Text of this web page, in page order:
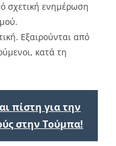
σχετική ενημέρωση
Εξαιρούνται από
κατά τη
πίστη για την
στην Τούμπα!